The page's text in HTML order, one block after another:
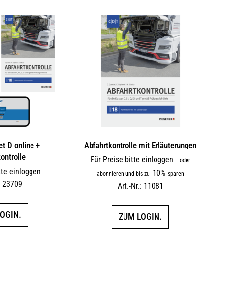
D online +
einloggen
23709
Abfahrtkontrolle mit Erläuterungen
Für Preise bitte einloggen – oder
abonnieren und bis zu 10% sparen
Art.-Nr.: 11081
ZUM LOGIN.